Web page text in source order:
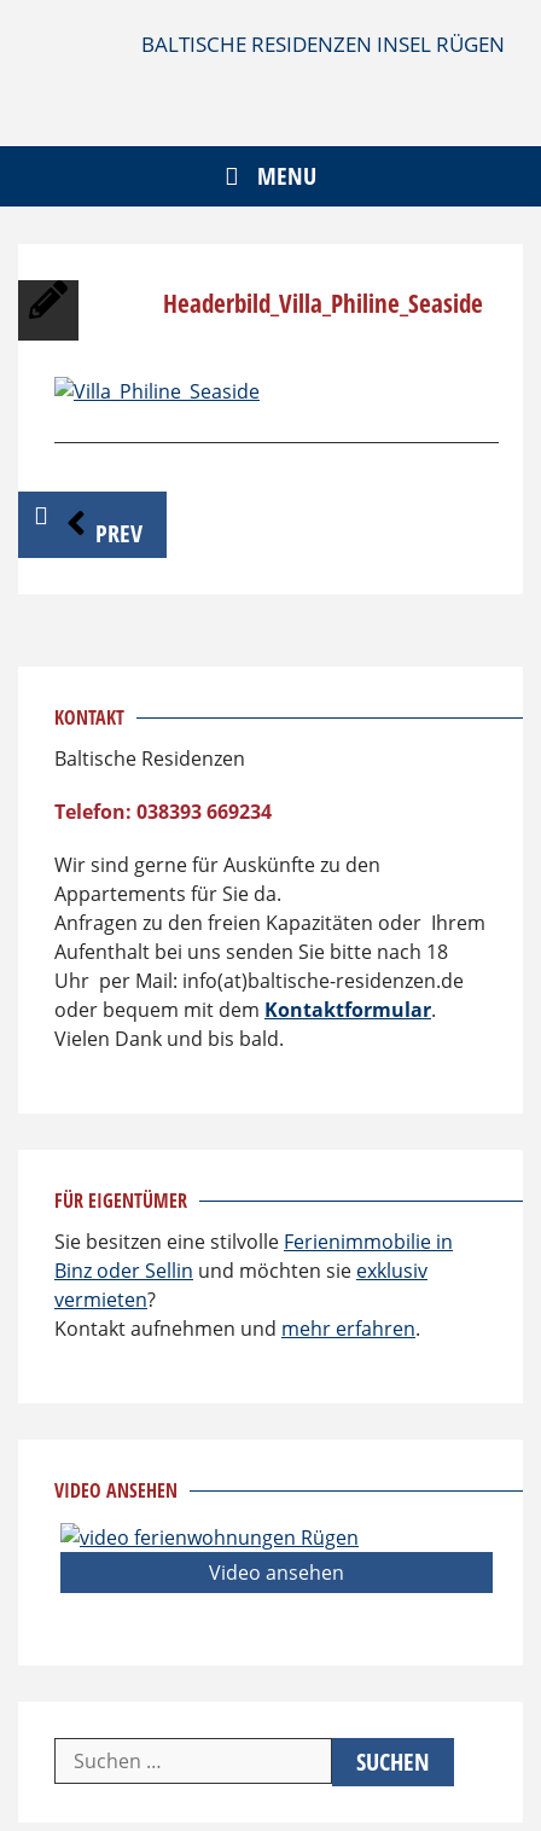
BALTISCHE RESIDENZEN INSEL RÜGEN
MENU
Headerbild_Villa_Philine_Seaside
Beitragsnavigation
PREV
KONTAKT
Baltische Residenzen
Telefon: 038393 669234
Wir sind gerne für Auskünfte zu den
Appartements für Sie da.
Anfragen zu den freien Kapazitäten oder Ihrem
Aufenthalt bei uns senden Sie bitte nach 18
Uhr per Mail: info(at)baltische-residenzen.de
oder bequem mit dem Kontaktformular.
Vielen Dank und bis bald.
FÜR EIGENTÜMER
Sie besitzen eine stilvolle Ferienimmobilie in
Binz oder Sellin und möchten sie exklusiv
vermieten?
Kontakt aufnehmen und mehr erfahren.
VIDEO ANSEHEN
Video ansehen
Suchen
nach: